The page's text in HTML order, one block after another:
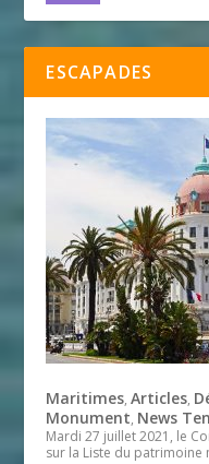
ESCAPADES
Maritimes,Articles,
Monument, News
Mardi 27 juillet 2021, le
sur la Liste du patrimoine